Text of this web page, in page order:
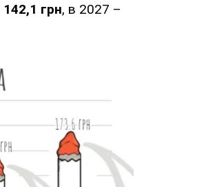
142,1 грн, в 2027 –